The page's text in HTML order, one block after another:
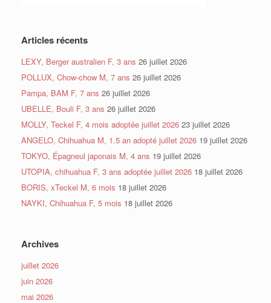
Articles récents
LEXY, Berger australien F, 3 ans 26 juillet 2026
POLLUX, Chow-chow M, 7 ans 26 juillet 2026
Pampa, BAM F, 7 ans 26 juillet 2026
UBELLE, Bouli F, 3 ans 26 juillet 2026
MOLLY, Teckel F, 4 mois adoptée juillet 2026 23 juillet 2026
ANGELO, Chihuahua M, 1.5 an adopté juillet 2026 19 juillet 2026
TOKYO, Épagneul japonais M, 4 ans 19 juillet 2026
UTOPIA, chihuahua F, 3 ans adoptée juillet 2026 18 juillet 2026
BORIS, xTeckel M, 6 mois 18 juillet 2026
NAYKI, Chihuahua F, 5 mois 18 juillet 2026
Archives
juillet 2026
juin 2026
mai 2026